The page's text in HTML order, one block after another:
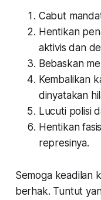
Cabut
Hentikan
aktivis dan
Bebaskan
Kembalikan
dinyatakan
Lucuti polisi
Hentikan
represinya.
Semoga keadilan
berhak. Tuntut